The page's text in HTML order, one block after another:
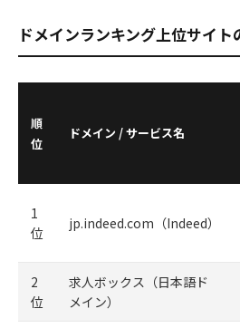
ドメインランキング上位サイト
順
位
ドメイン / サービス名
1
位
jp.indeed.com（Indeed）
2
位
求人ボックス（日本語ド
メイン）